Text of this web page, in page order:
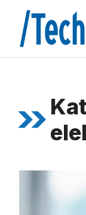
Inhalt
springen